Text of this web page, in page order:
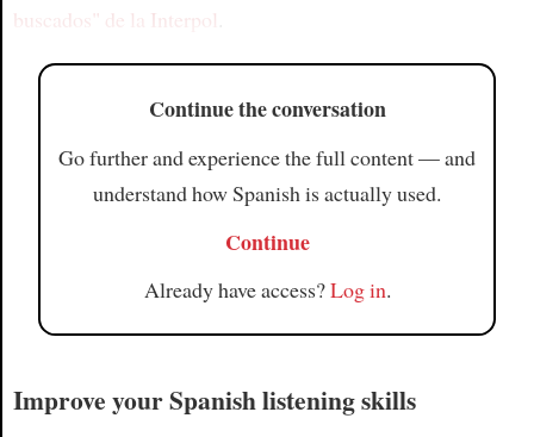
buscados" de la Interpol
Continue the conversation
Go further and experience the full content — and
understand how Spanish is actually used.
Continue
Already have access?Log in.
Improve your Spanish listening skills